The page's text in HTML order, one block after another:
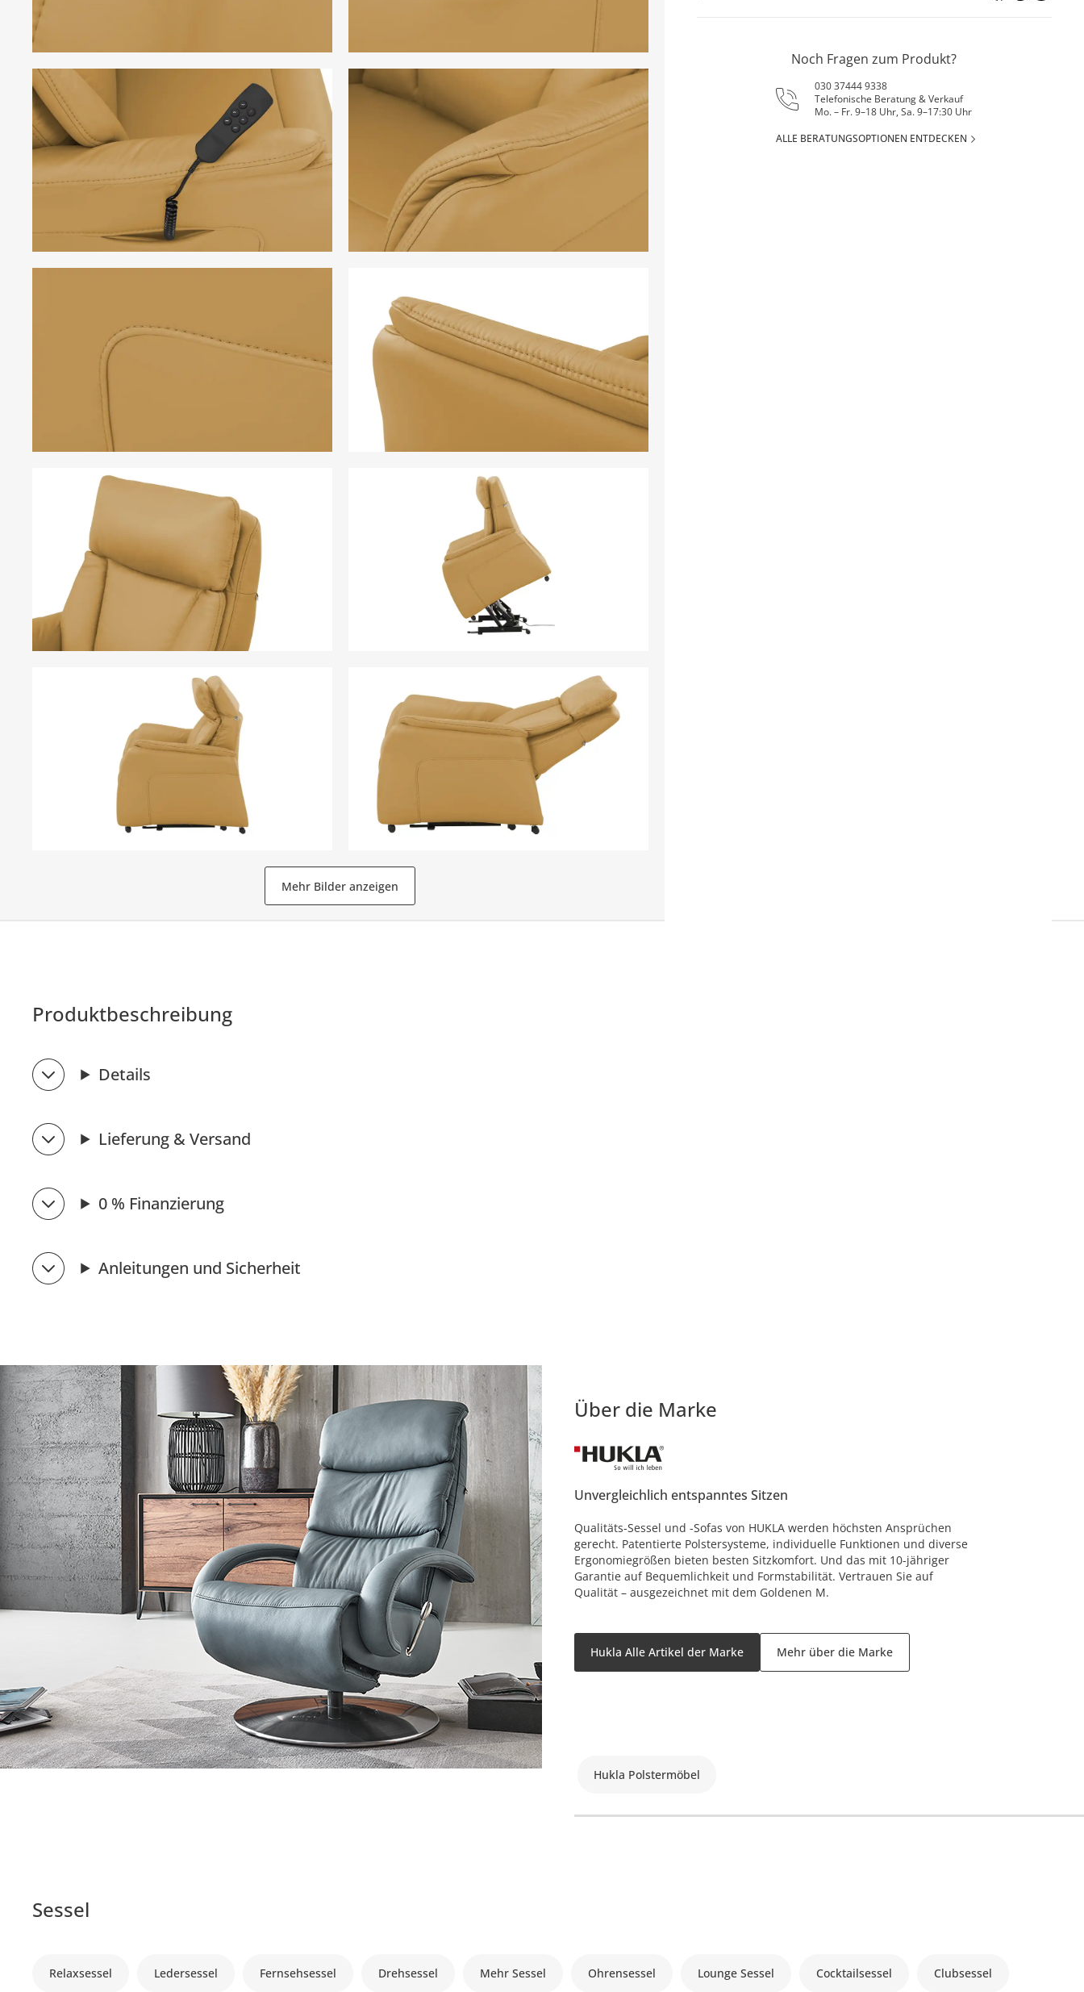
Mehr Bilder anzeigen
Noch Fragen zum Produkt?
030 37444 9338
Telefonische Beratung & Verkauf
Mo. – Fr. 9–18 Uhr, Sa. 9–17:30 Uhr
ALLE BERATUNGSOPTIONEN ENTDECKEN
Produktbeschreibung
Details
Lieferung & Versand
0 % Finanzierung
Anleitungen und Sicherheit
Über die Marke
Unvergleichlich entspanntes Sitzen
Qualitäts-Sessel und -Sofas von HUKLA werden höchsten Ansprüchen
gerecht. Patentierte Polstersysteme, individuelle Funktionen und diverse
Ergonomiegrößen bieten besten Sitzkomfort. Und das mit 10-jähriger
Garantie auf Bequemlichkeit und Formstabilität. Vertrauen Sie auf
Qualität – ausgezeichnet mit dem Goldenen M.
Hukla Alle Artikel der Marke Mehr über die Marke
Hukla Polstermöbel
Sessel
Relaxsessel Ledersessel Fernsehsessel Drehsessel Mehr Sessel Ohrensessel Lounge Sessel Cocktailsessel Clubsessel